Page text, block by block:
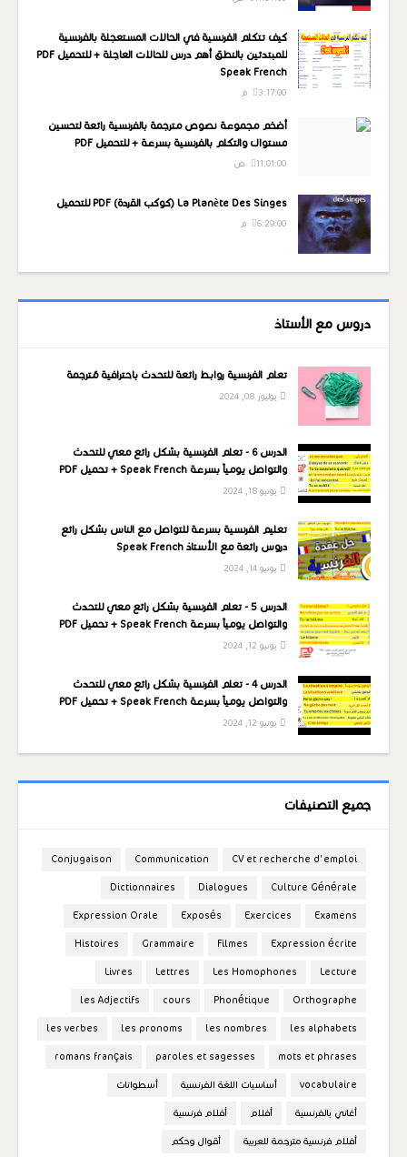
كيف تتكلم الفرنسية في الحالات المستعجلة بالفرنسية
للمبتدئين بالنطق أهم درس للحالات العاجلة + للتحميل PDF
Speak French
3:17:00 م
أضخم مجموعة نصوص مترجمة بالفرنسية رائعة لتحسين
مستواك والتكلم بالفرنسية بسرعة + للتحميل PDF
11:01:00 ص
La Planète Des Singes (كوكب القردة) PDF للتحميل
6:29:00 م
دروس مع الأستاذ
تعلم الفرنسية روابط رائعة للتحدث باحترافية مُترجمة
يوليوز 08, 2024
الدرس 6 - تعلم الفرنسية بشكل رائع معي للتحدث
والتواصل يومياً بسرعة Speak French + تحميل PDF
يونيو 18, 2024
تعليم الفرنسية بسرعة للتواصل مع الناس بشكل رائع
دروس رائعة مع الأستاذ Speak French
يونيو 14, 2024
الدرس 5 - تعلم الفرنسية بشكل رائع معي للتحدث
والتواصل يومياً بسرعة Speak French + تحميل PDF
يونيو 12, 2024
الدرس 4 - تعلم الفرنسية بشكل رائع معي للتحدث
والتواصل يومياً بسرعة Speak French + تحميل PDF
يونيو 12, 2024
جميع التصنيفات
CV et recherche d'emploi
Communication
Conjugaison
Culture Générale
Dialogues
Dictionnaires
Examens
Exercices
Exposés
Expression Orale
Expression écrite
Filmes
Grammaire
Histoires
Lecture
Les Homophones
Lettres
Livres
Orthographe
Phonétique
cours
les Adjectifs
les alphabets
les nombres
les pronoms
les verbes
mots et phrases
paroles et sagesses
romans français
vocabulaire أساسيات اللغة الفرنسية أسطوانات
أغاني بالفرنسية أفلام أفلام فرنسية
أفلام فرنسية مترجمة للعربية أقوال وحكم